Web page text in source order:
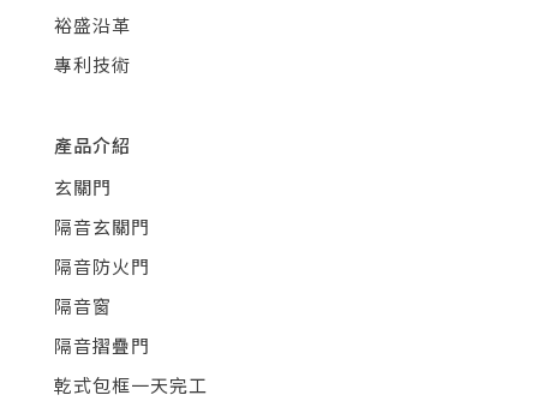
裕盛沿革
專利技術
產品介紹
玄關門
隔音玄關門
隔音防火門
隔音窗
隔音摺疊門
乾式包框一天完工